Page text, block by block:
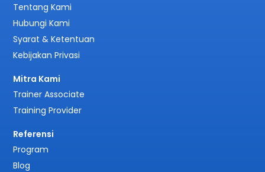
Tentang Kami
Hubungi Kami
Syarat & Ketentuan
Kebijakan Privasi
Mitra Kami
Trainer Associate
Training Provider
Referensi
Program
Blog